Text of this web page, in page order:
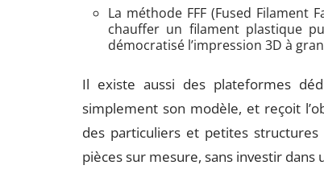
La méthode FFF (Fused Filament
chauffer un filament plastique
démocratisé l’impression 3D à
Il existe aussi des plateformes
simplement son modèle, et reçoit
des particuliers et petites
pièces sur mesure, sans investir dans